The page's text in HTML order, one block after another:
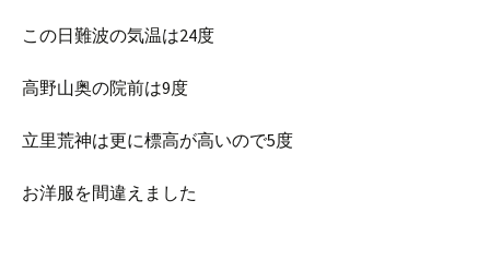
この日難波の気温は24度
高野山奥の院前は9度
立里荒神は更に標高が高いので5度
お洋服を間違えました